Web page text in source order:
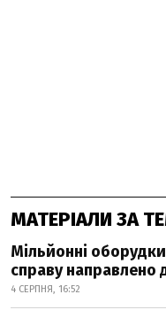
МАТЕРІАЛИ ЗА
Мільйонні
справу направлено
4 СЕРПНЯ, 16:52